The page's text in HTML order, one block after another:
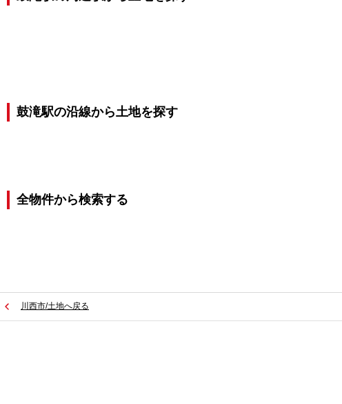
鼓滝駅の沿線から土地を探す
全物件から検索する
川西市/土地へ戻る